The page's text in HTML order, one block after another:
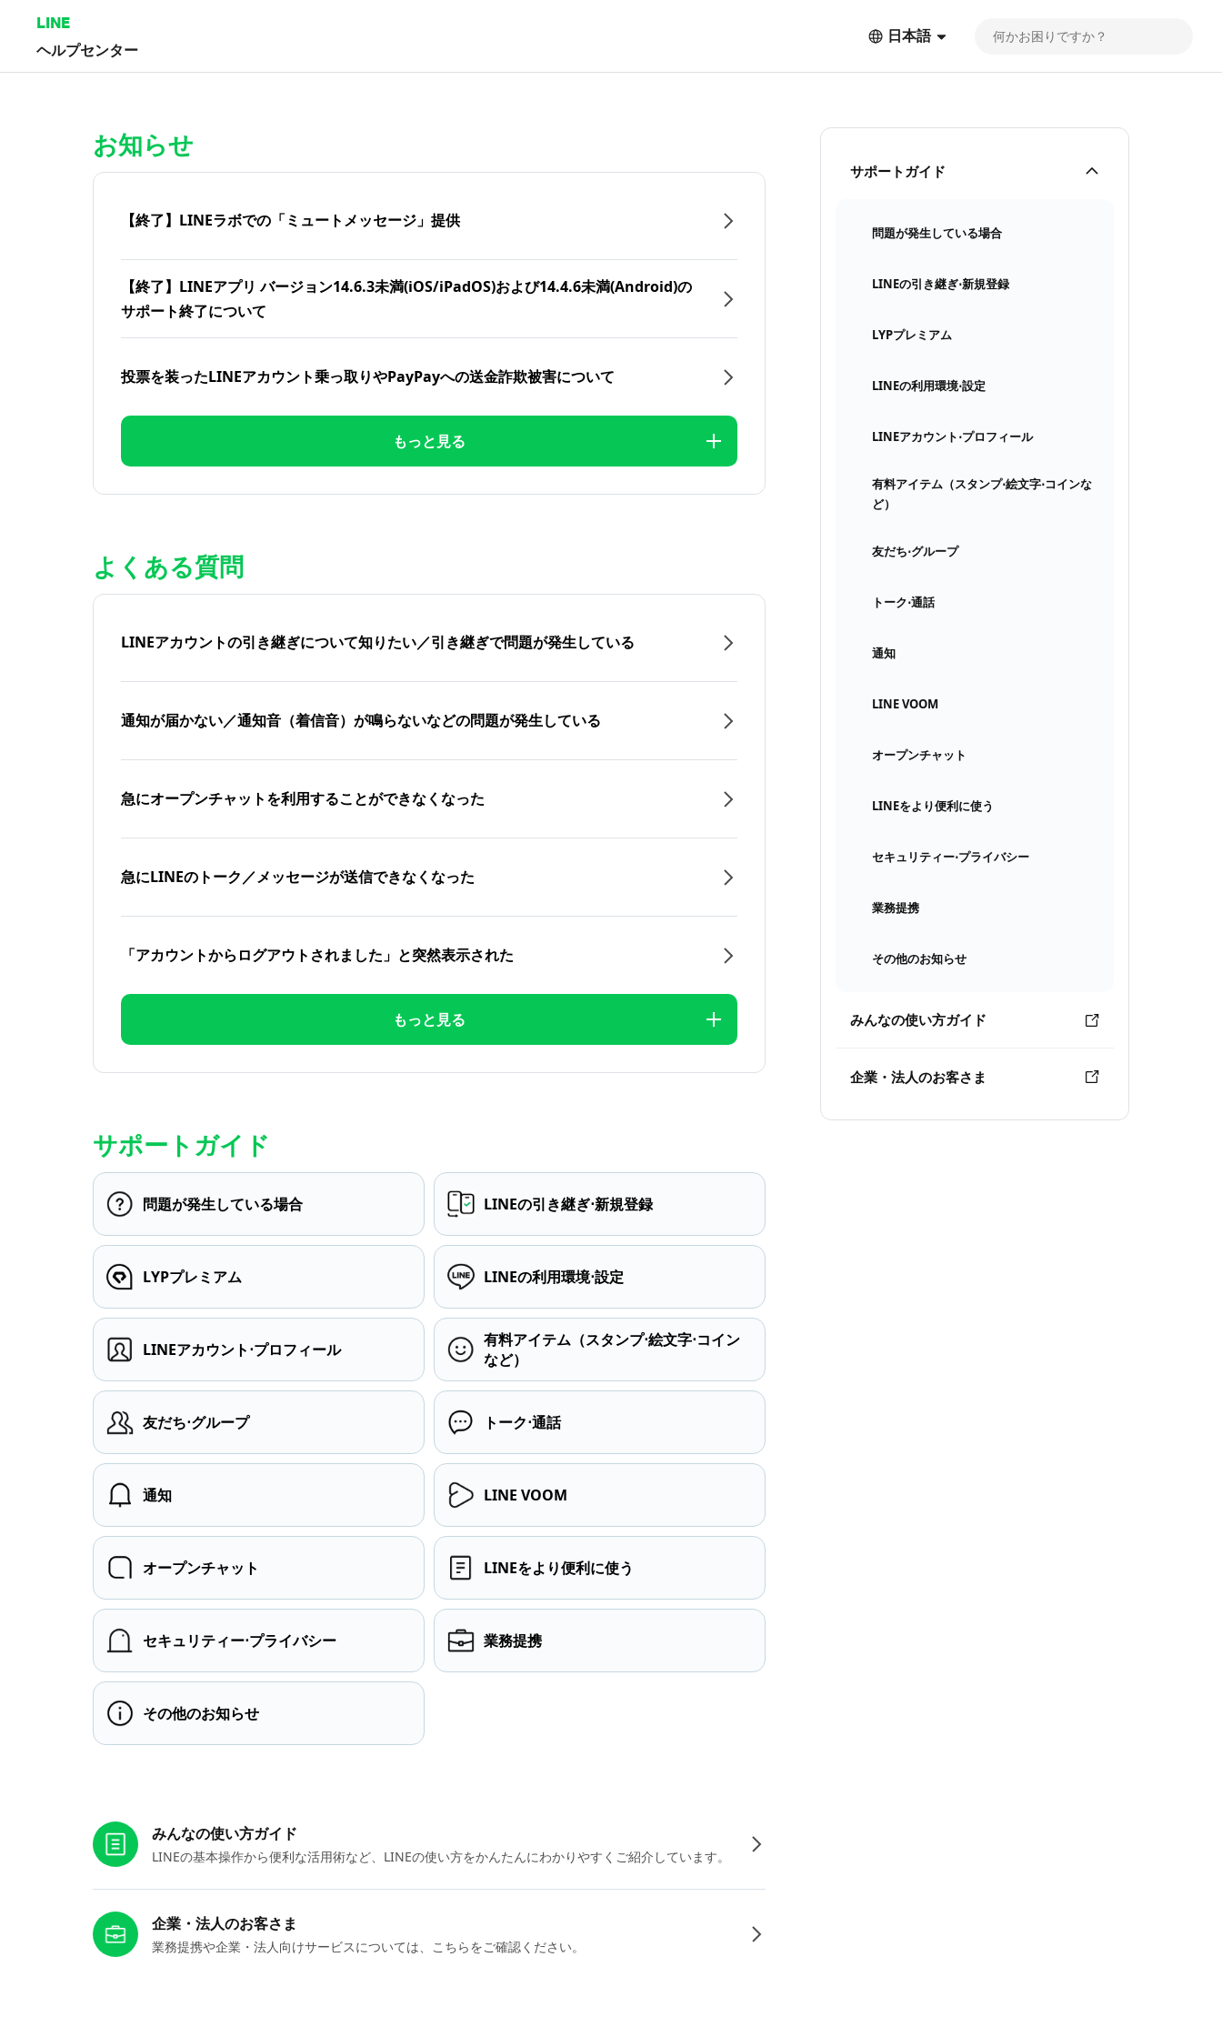
LINE
ヘルプセンター
日本語
サポートガイド
問題が発生している場合
LINEの引き継ぎ⋅新規登録
LYPプレミアム
LINEの利用環境⋅設定
LINEアカウント⋅プロフィール
有料アイテム（スタンプ⋅絵文字⋅コインな
ど）
友だち⋅グループ
トーク⋅通話
通知
LINE VOOM
オープンチャット
LINEをより便利に使う
セキュリティー⋅プライバシー
業務提携
その他のお知らせ
みんなの使い方ガイド
企業・法人のお客さま
お知らせ
【終了】LINEラボでの「ミュートメッセージ」提供
【終了】LINEアプリ バージョン14.6.3未満(iOS/iPadOS)および14.4.6未満(Android)の
サポート終了について
投票を装ったLINEアカウント乗っ取りやPayPayへの送金詐欺被害について
もっと見る
よくある質問
LINEアカウントの引き継ぎについて知りたい／引き継ぎで問題が発生している
通知が届かない／通知音（着信音）が鳴らないなどの問題が発生している
急にオープンチャットを利用することができなくなった
急にLINEのトーク／メッセージが送信できなくなった
「アカウントからログアウトされました」と突然表示された
もっと見る
サポートガイド
問題が発生している場合 LINEの引き継ぎ⋅新規登録
LYPプレミアム LINEの利用環境⋅設定
LINEアカウント⋅プロフィール
有料アイテム（スタンプ⋅絵文字⋅コイン
など）
友だち⋅グループ トーク⋅通話
通知 LINE VOOM
オープンチャット LINEをより便利に使う
セキュリティー⋅プライバシー 業務提携
その他のお知らせ
みんなの使い方ガイド
LINEの基本操作から便利な活用術など、LINEの使い方をかんたんにわかりやすくご紹介しています。
企業・法人のお客さま
業務提携や企業・法人向けサービスについては、こちらをご確認ください。